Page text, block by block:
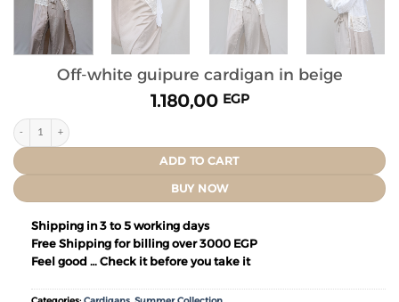
Off-white guipure cardigan in beige
1.180,00 EGP
ADD TO CART
BUY NOW
Shipping in 3 to 5 working days
Free Shipping for billing over 3000 EGP
Feel good … Check it before you take it